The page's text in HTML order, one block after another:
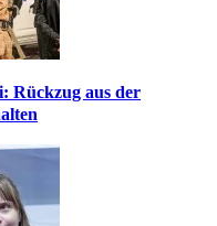
Rückzug aus der